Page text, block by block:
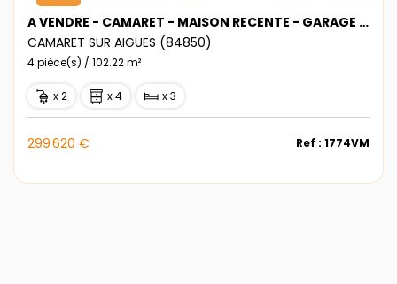
A VENDRE - CAMARET - MAISON RECENTE - GARAGE - JARDIN
CAMARET SUR AIGUES (84850)
4 pièce(s) / 102.22 m²
x 2 x 4 x 3
299 620 € Ref : 1774VM